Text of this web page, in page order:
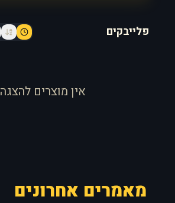
פלייבקים
אין מוצרים להצגה
מאמרים אחרונים